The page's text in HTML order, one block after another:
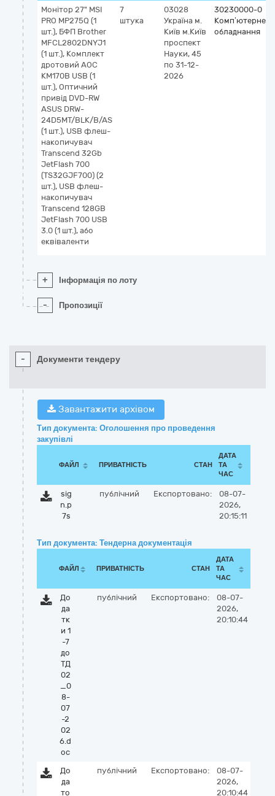
Монітор 27" MSI
PRO MP275Q (1
шт.), БФП Brother
MFCL2802DNYJ1
(1 шт.), Комплект
дротовий AOC
KM170B USB (1
шт.), Оптичний
привід DVD-RW
ASUS DRW-
24D5MT/BLK/B/AS
(1 шт.), USB флеш-
накопичувач
Transcend 32Gb
JetFlash 700
(TS32GJF700) (2
шт.), USB флеш-
накопичувач
Transcend 128GB
JetFlash 700 USB
3.0 (1 шт.), або
еквіваленти
7
штука
03028
Україна м.
Київ м.Київ
проспект
Науки, 45
по 31-12-
2026
30230000-0
Комп’ютерне
обладнання
+ Інформація по лоту
- Пропозиції
- Документи тендеру
Завантажити архівом
Тип документа: Оголошення про проведення
закупівлі
ФАЙЛ ПРИВАТНІСТЬ СТАН
ДАТА
ТА
ЧАС
sig
n.p
7s
публічний Експортовано:
08-07-
2026,
20:15:11
Тип документа: Тендерна документація
ФАЙЛ ПРИВАТНІСТЬ СТАН
ДАТА
ТА
ЧАС
До
да
тк
и 1
-7
до
ТД
02
_0
8-
07
-2
02
6.d
oc
публічний Експортовано:
08-07-
2026,
20:10:44
До
да
то
публічний Експортовано:
08-07-
2026,
20:10:44